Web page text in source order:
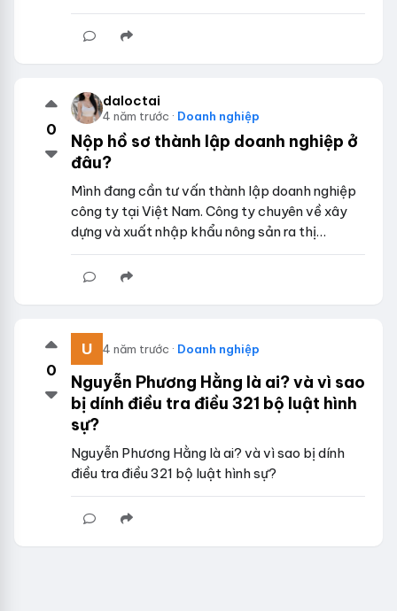
0
daloctai
4 năm trước · Doanh nghiệp
Nộp hồ sơ thành lập doanh nghiệp ở
đâu?
Mình đang cần tư vấn thành lập doanh nghiệp
công ty tại Việt Nam. Công ty chuyên về xây
dựng và xuất nhập khẩu nông sản ra thị…
0
4 năm trước · Doanh nghiệp
Nguyễn Phương Hằng là ai? và vì sao
bị dính điều tra điều 321 bộ luật hình
sự?
Nguyễn Phương Hằng là ai? và vì sao bị dính
điều tra điều 321 bộ luật hình sự?